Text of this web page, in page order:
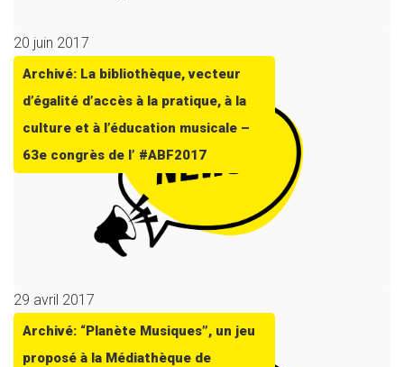
20 juin 2017
Archivé: La bibliothèque, vecteur
d’égalité d’accès à la pratique, à la
culture et à l’éducation musicale –
63e congrès de l’ #ABF2017
29 avril 2017
Archivé: “Planète Musiques”, un jeu
proposé à la Médiathèque de